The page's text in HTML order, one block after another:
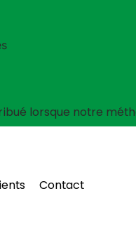
lorsque notre
Contact